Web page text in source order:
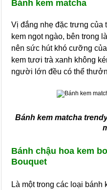
Bánh kem matcha
Vị đắng nhẹ đặc trưng của
kem ngọt ngào, bên trong
nên sức hút khó cưỡng
kem tươi trà xanh không
người lớn đều có thể
Bánh kem matcha
Bánh chậu hoa kem
Bouquet
Là một trong các loại bánh